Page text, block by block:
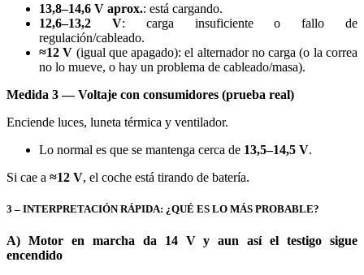
13,8–14,6 V aprox.: está cargando.
12,6–13,2 V: carga insuficiente o fallo de
regulación/cableado.
≈12 V (igual que apagado): el alternador no carga (o la correa
no lo mueve, o hay un problema de cableado/masa).
Medida 3 — Voltaje con consumidores (prueba real)
Enciende luces, luneta térmica y ventilador.
Lo normal es que se mantenga cerca de 13,5–14,5 V.
Si cae a ≈12 V, el coche está tirando de batería.
3 – INTERPRETACIÓN RÁPIDA: ¿QUÉ ES LO MÁS PROBABLE?
A) Motor en marcha da 14 V y aun así el testigo sigue
encendido